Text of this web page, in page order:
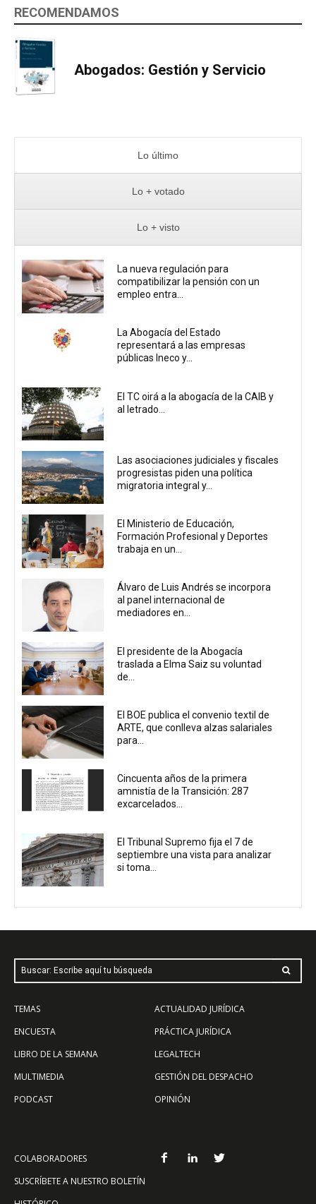
RECOMENDAMOS
Abogados: Gestión y Servicio
Lo último
Lo + votado
Lo + visto
La nueva regulación para
compatibilizar la pensión con un
empleo entra...
La Abogacía del Estado
representará a las empresas
públicas Ineco y...
El TC oirá a la abogacía de la CAIB y
al letrado...
Las asociaciones judiciales y fiscales
progresistas piden una política
migratoria integral y...
El Ministerio de Educación,
Formación Profesional y Deportes
trabaja en un...
Álvaro de Luis Andrés se incorpora
al panel internacional de
mediadores en...
El presidente de la Abogacía
traslada a Elma Saiz su voluntad
de...
El BOE publica el convenio textil de
ARTE, que conlleva alzas salariales
para...
Cincuenta años de la primera
amnistía de la Transición: 287
excarcelados...
El Tribunal Supremo fija el 7 de
septiembre una vista para analizar
si toma...
Buscar: Escribe aquí tu búsqueda
TEMAS
ENCUESTA
LIBRO DE LA SEMANA
MULTIMEDIA
PODCAST
ACTUALIDAD JURÍDICA
PRÁCTICA JURÍDICA
LEGALTECH
GESTIÓN DEL DESPACHO
OPINIÓN
COLABORADORES
SUSCRÍBETE A NUESTRO BOLETÍN